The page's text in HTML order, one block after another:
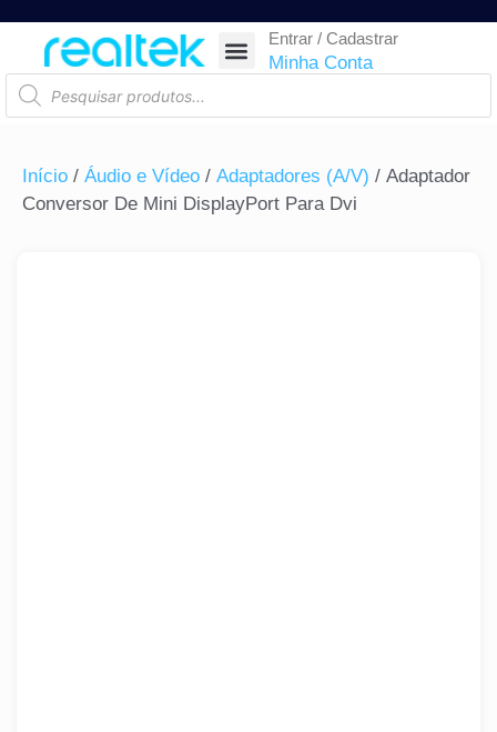
Entrar / Cadastrar
Minha Conta
Início / Áudio e Vídeo / Adaptadores (A/V) / Adaptador
Conversor De Mini DisplayPort Para Dvi